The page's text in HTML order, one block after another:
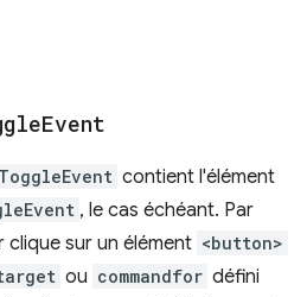
Event
ToggleEvent contient l'élément
, le cas échéant. Par
clique sur un élément <button>
ou commandfor défini